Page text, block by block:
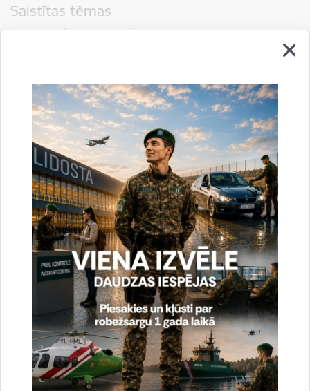
Saistītas tēmas
Notikumi:
Drukāt lapu
Dalīties
Vai šī informācija bija noderīga?